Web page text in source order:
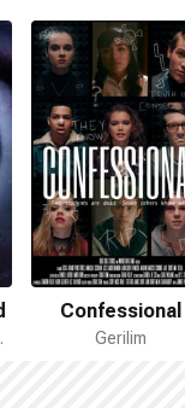
Confessional
Gerilim